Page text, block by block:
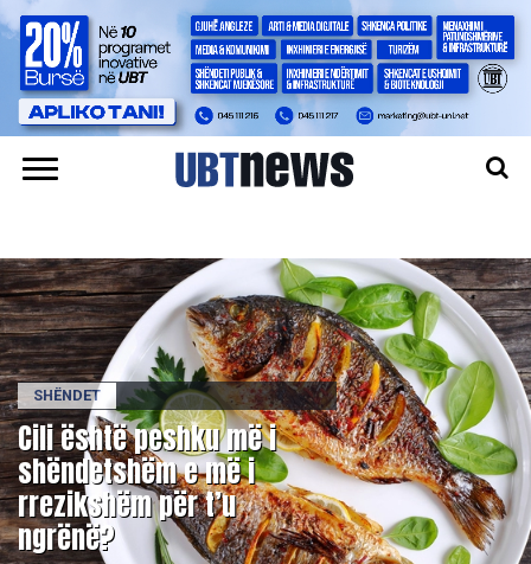
SHËNDET
​Cili është peshku më i
shëndetshëm e më i
rrezikshëm për t’u
ngrënë?